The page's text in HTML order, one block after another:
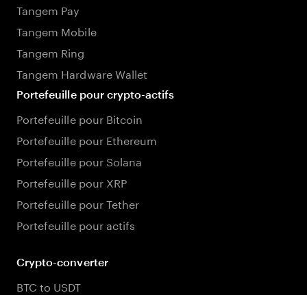
Tangem Pay
Tangem Mobile
Tangem Ring
Tangem Hardware Wallet
Portefeuille pour crypto-actifs
Portefeuille pour Bitcoin
Portefeuille pour Ethereum
Portefeuille pour Solana
Portefeuille pour XRP
Portefeuille pour Tether
Portefeuille pour actifs
Crypto-converter
BTC to USDT